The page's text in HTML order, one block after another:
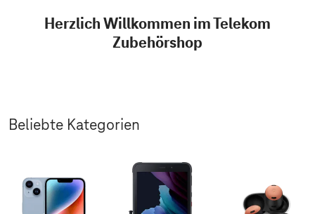
Herzlich Willkommen im Telekom
Zubehörshop
Beliebte Kategorien